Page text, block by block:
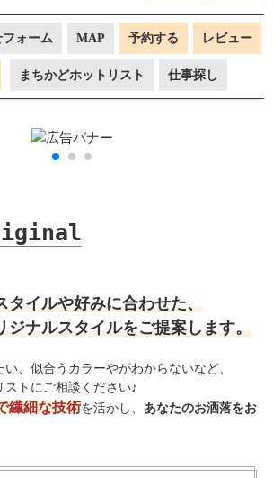
ォーム MAP 予約する レビュー
まちかどホットリスト 仕事探し
タイルや好みに合わせた、
ジナルスタイルをご提案します。
、似合うカラーやがわからないなど、
トにご相談ください♪
繊細な技術を活かし、 あなたのお洒落をお